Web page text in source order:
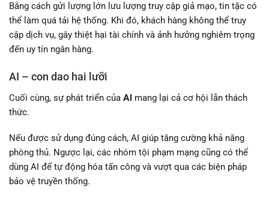
Bằng cách gửi lượng lớn lưu lượng truy cập giả mạo, tin tặc có
thể làm quá tải hệ thống. Khi đó, khách hàng không thể truy
cập dịch vụ, gây thiệt hại tài chính và ảnh hưởng nghiêm trọng
đến uy tín ngân hàng.
AI – con dao hai lưỡi
Cuối cùng, sự phát triển của AI mang lại cả cơ hội lẫn thách
thức.
Nếu được sử dụng đúng cách, AI giúp tăng cường khả năng
phòng thủ. Ngược lại, các nhóm tội phạm mạng cũng có thể
dùng AI để tự động hóa tấn công và vượt qua các biện pháp
bảo vệ truyền thống.